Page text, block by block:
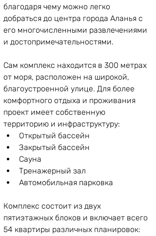
благодаря чему можно легко
добраться до центра города Аланья с
его многочисленными развлечениями
Сам комплекс находится в 300 метрах
от моря, расположен на широкой,
благоустроенной улице. Для более
комфортного отдыха и проживания
проект имеет собственную
территорию и инфраструктуру:
Открытый бассейн
Закрытый бассейн
Сауна
Тренажерный зал
Автомобильная парковка
Комплекс состоит из двух
пятиэтажных блоков и включает всего
54 квартиры различных планировок: